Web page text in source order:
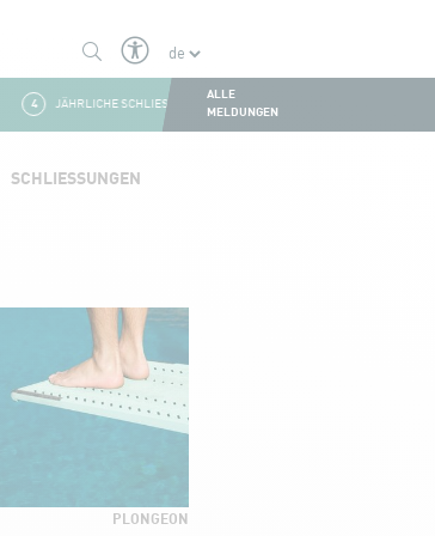
JÄHRLICHE SCHLIESSUNG DER LA COQUILLE
ALLE
MELDUNGEN
SCHLIESSUNGEN
PLONGEON